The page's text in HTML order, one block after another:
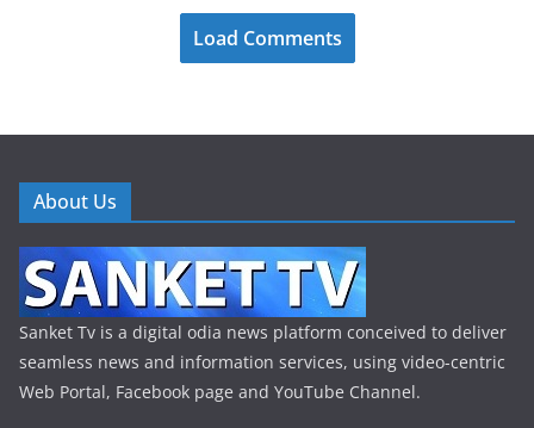
Load Comments
About Us
Sanket Tv is a digital odia news platform conceived to deliver
seamless news and information services, using video-centric
Web Portal, Facebook page and YouTube Channel.